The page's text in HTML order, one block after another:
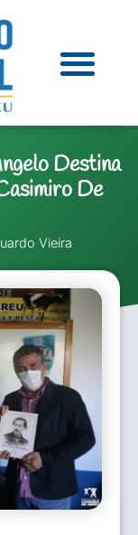
Destina
De
Vieira